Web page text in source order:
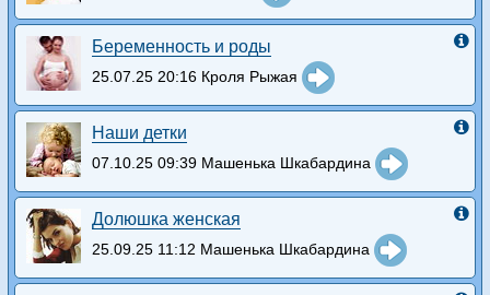
Беременность и роды
25.07.25 20:16 Кроля Рыжая
Наши детки
07.10.25 09:39 Машенька Шкабардина
Долюшка женская
25.09.25 11:12 Машенька Шкабардина